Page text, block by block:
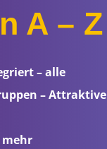
A –
– alle
– Attraktive